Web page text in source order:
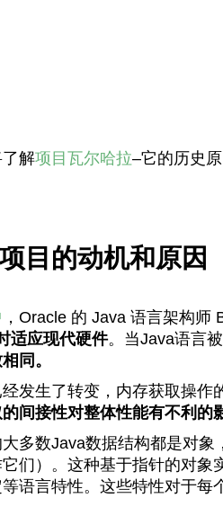
解项目瓦尔哈拉–它的历史
目的动机和原因
，Oracle 的 Java 语言架构
适应现代硬件。当Java语言
同。
发生了转变，内存获取操作
间接性对整体性能有不利的
多数Java数据结构都是对
们）。这种基于指针的对
语言特性。这些特性对于